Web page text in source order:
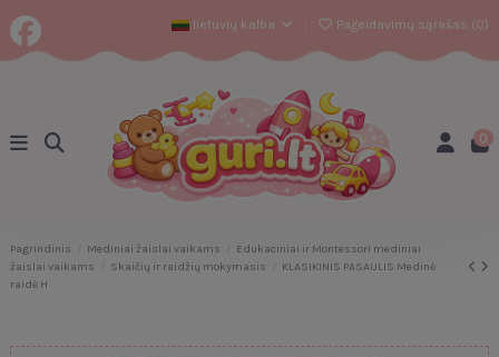
lietuvių kalba Pageidavimų sąrašas (0)
0
Pagrindinis Mediniai žaislai vaikams
Edukaciniai ir Montessori mediniai
žaislai vaikams
Skaičių ir raidžių mokymasis
KLASIKINIS PASAULIS Medinė
raidė H